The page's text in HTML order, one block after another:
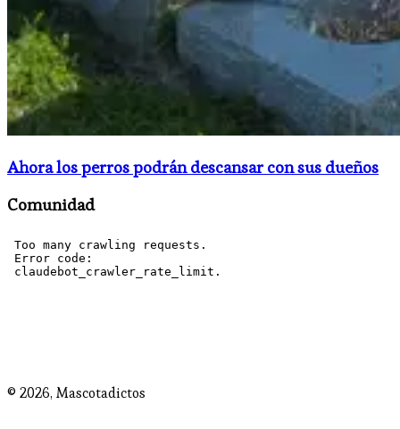
Ahora los perros podrán descansar con sus dueños
Comunidad
© 2026, Mascotadictos